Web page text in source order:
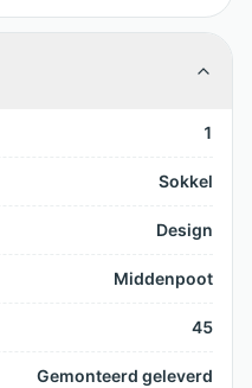
1
Sokkel
Design
Middenpoot
45
Gemonteerd geleverd